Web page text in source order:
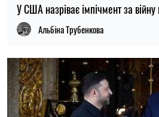
У США назріває імпічмент за
Альбіна Трубенкова